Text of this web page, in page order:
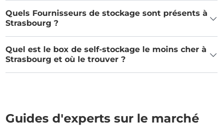
Quels Fournisseurs de stockage sont présents à
Strasbourg ?
Quel est le box de self-stockage le moins cher à
Strasbourg et où le trouver ?
Guides d'experts sur le marché